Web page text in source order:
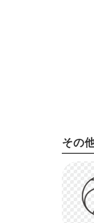
その